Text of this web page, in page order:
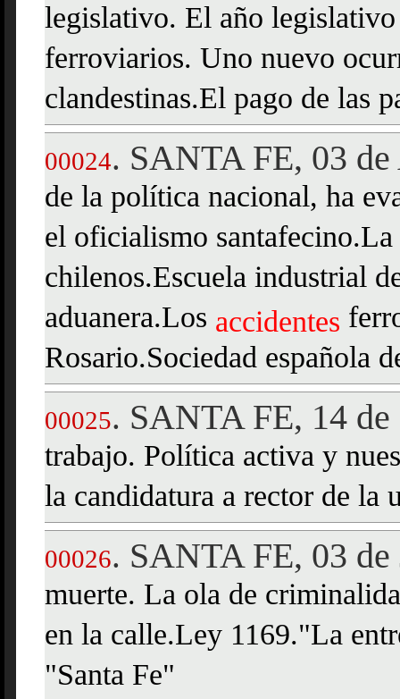
legislativo. El año
ferroviarios. Uno nuevo
clandestinas.El pago de las
00024. SANTA FE, 03
de la política nacional, ha
el oficialismo
chilenos.Escuela industrial
aduanera.Los accidentes
Rosario.Sociedad española
00025. SANTA FE, 14
trabajo. Política activa y
la candidatura a rector de la
00026. SANTA FE, 03
muerte. La ola de
en la calle.Ley 1169."La
"Santa Fe"